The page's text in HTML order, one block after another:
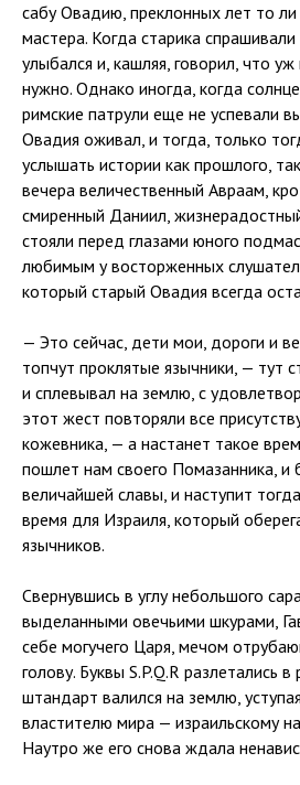
сабу Овадию, преклонных лет то
мастера. Когда старика
улыбался и, кашляя, говорил, что
нужно. Однако иногда, когда
римские патрули еще не успевали
Овадия оживал, и тогда, только
услышать истории как прошлого,
вечера величественный Авраам,
смиренный Даниил,
стояли перед глазами юного
любимым у восторженных
который старый Овадия всегда
— Это сейчас, дети мои, дороги и
топчут проклятые язычники, — тут
и сплевывал на землю, с
этот жест повторяли все
кожевника, — а настанет такое
пошлет нам своего Помазанника, и
величайшей славы, и наступит
время для Израиля, который
язычников.
Свернувшись в углу небольшого
выделанными овечьими шкурами,
себе могучего Царя, мечом
голову. Буквы S.P.Q.R разлетались
штандарт валился на землю,
властителю мира — израильскому
Наутро же его снова ждала